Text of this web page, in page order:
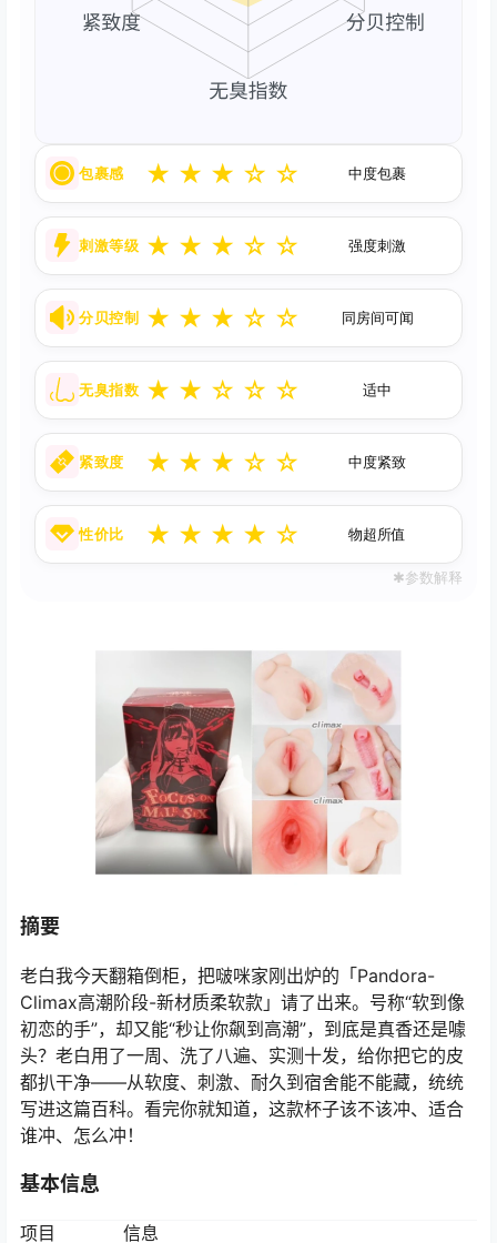
包裹感 ★ ★ ★ ☆ ☆ 中度包裹
刺激等级 ★ ★ ★ ☆ ☆ 强度刺激
分贝控制 ★ ★ ★ ☆ ☆ 同房间可闻
无臭指数 ★ ★ ☆ ☆ ☆ 适中
紧致度 ★ ★ ★ ☆ ☆ 中度紧致
性价比 ★ ★ ★ ★ ☆ 物超所值
✱参数解释
摘要
老白我今天翻箱倒柜，把啵咪家刚出炉的「Pandora-
Climax高潮阶段-新材质柔软款」请了出来。号称“软到像
初恋的手”，却又能“秒让你飙到高潮”，到底是真香还是噱
头？老白用了一周、洗了八遍、实测十发，给你把它的皮
都扒干净——从软度、刺激、耐久到宿舍能不能藏，统统
写进这篇百科。看完你就知道，这款杯子该不该冲、适合
谁冲、怎么冲！
基本信息
项目 信息